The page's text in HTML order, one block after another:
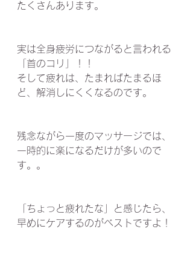
たくさんあります。
実は全身疲労につながると言われる
「首のコリ」！！
そして疲れは、たまればたまるほ
ど、解消しにくくなるのです。
残念ながら一度のマッサージでは、
一時的に楽になるだけが多いので
す。。
「ちょっと疲れたな」と感じたら、
早めにケアするのがベストですよ！